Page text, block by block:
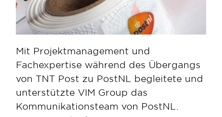
Mit Projektmanagement und
Fachexpertise während des Übergangs
von TNT Post zu PostNL begleitete und
unterstützte VIM Group das
Kommunikationsteam von PostNL.